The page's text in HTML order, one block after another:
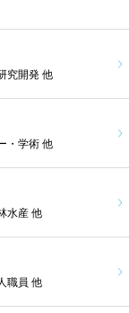
究開発 他
・学術 他
水産 他
職員 他